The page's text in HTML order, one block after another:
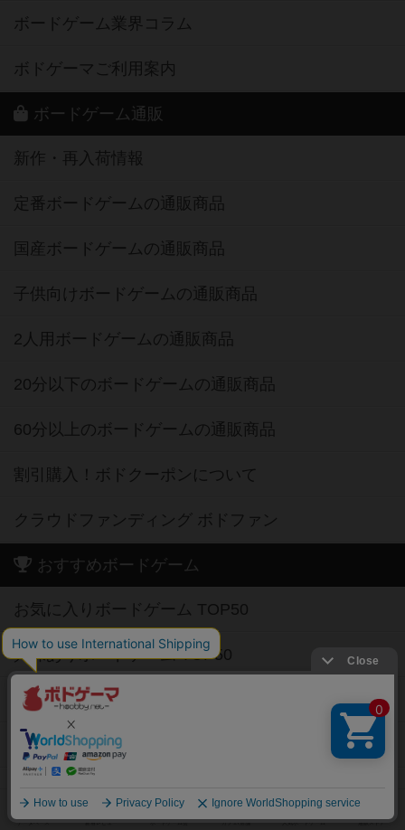
ボードゲーム業界コラム
ボドゲーマご利用案内
ボードゲーム通販
新作・再入荷情報
定番ボードゲームの通販商品
国産ボードゲームの通販商品
子供向けボードゲームの通販商品
2人用ボードゲームの通販商品
20分以下のボードゲームの通販商品
60分以上のボードゲームの通販商品
割引購入！ボドクーポンについて
クラウドファンディング ボドファン
おすすめボードゲーム
お気に入りボードゲーム TOP50
興味ありボードゲーム TOP50
経験ありボードゲーム TOP50
持ってるボードゲーム TOP50